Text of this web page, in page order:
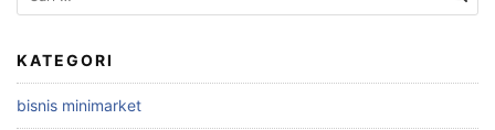
untuk:
KATEGORI
bisnis minimarket